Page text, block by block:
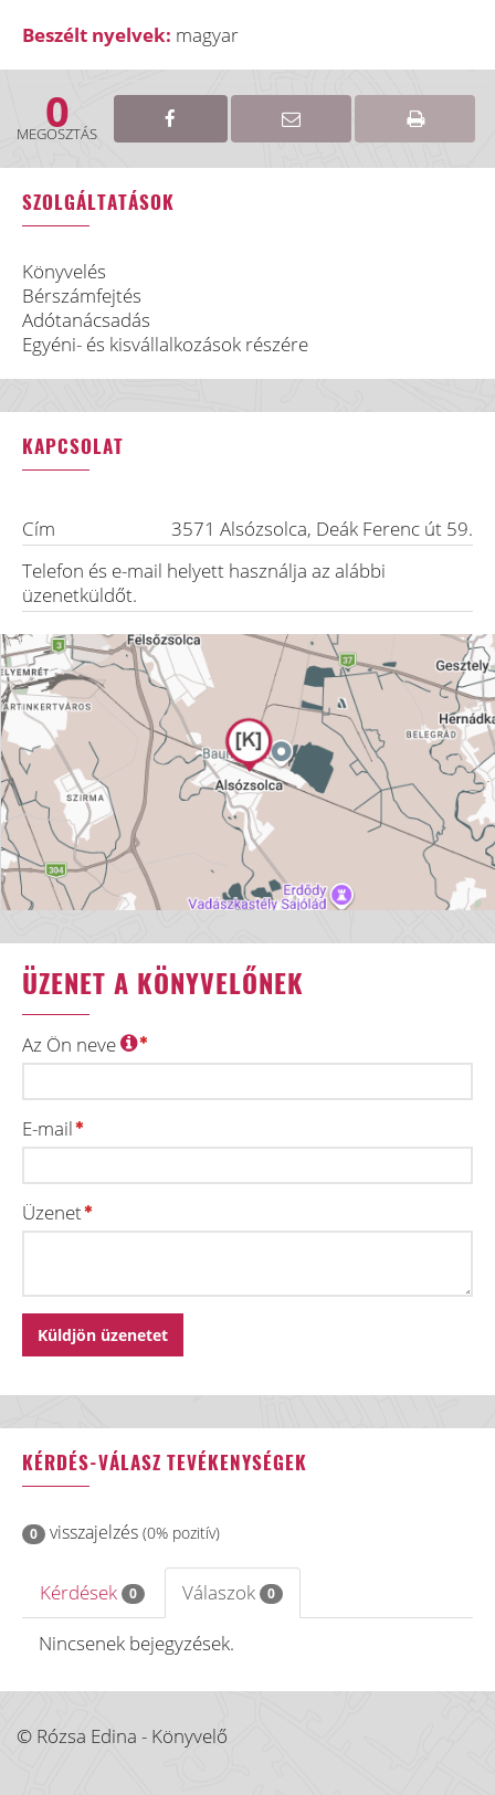
Beszélt nyelvek: magyar
0
MEGOSZTÁS
SZOLGÁLTATÁSOK
Könyvelés
Bérszámfejtés
Adótanácsadás
Egyéni- és kisvállalkozások részére
KAPCSOLAT
Cím 3571 Alsózsolca, Deák Ferenc út 59.
Telefon és e-mail helyett használja az alábbi
üzenetküldőt.
ÜZENET A KÖNYVELŐNEK
Az Ön neve
E-mail
Üzenet
KÉRDÉS-VÁLASZ TEVÉKENYSÉGEK
0 visszajelzés (0% pozitív)
Kérdések 0 Válaszok 0
Nincsenek bejegyzések.
© Rózsa Edina - Könyvelő